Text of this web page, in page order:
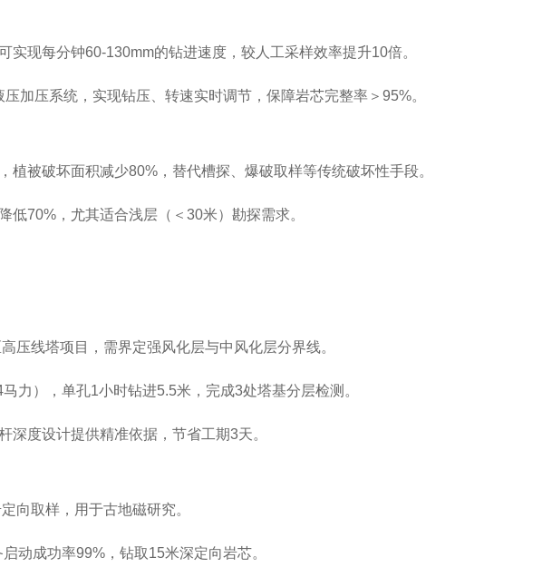
实现每分钟60-130mm的钻进速度，较人工采样效率提升10倍‌。
压加压系统，实现钻压、转速实时调节，保障岩芯完整率＞95%‌。
植被破坏面积减少80%，替代槽探、爆破取样等传统破坏性手段‌。
低70%，尤其适合浅层（＜30米）勘探需求。
压线塔项目，需界定强风化层与中风化层分界线‌。
力），单孔1小时钻进5.5米，完成3处塔基分层检测‌。
深度设计提供精准依据，节省工期3天‌。
向取样，用于古地磁研究‌。
动成功率99%，钻取15米深定向岩芯‌。